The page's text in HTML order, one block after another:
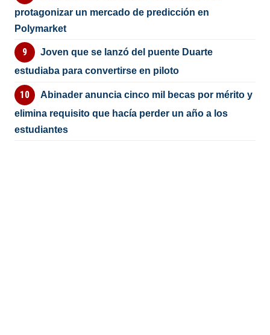
protagonizar un mercado de predicción en
Polymarket
Joven que se lanzó del puente Duarte
estudiaba para convertirse en piloto
Abinader anuncia cinco mil becas por mérito y
elimina requisito que hacía perder un año a los
estudiantes